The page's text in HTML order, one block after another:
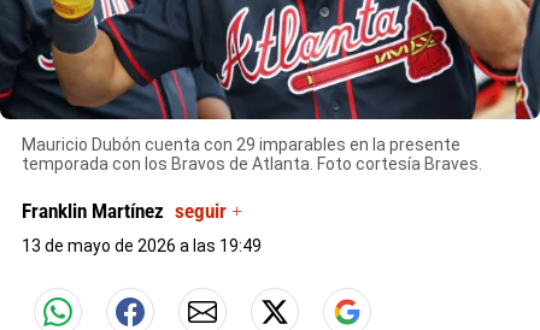
Mauricio Dubón cuenta con 29 imparables en la presente
temporada con los Bravos de Atlanta. Foto cortesía Braves.
Franklin Martínez seguir +
13 de mayo de 2026 a las 19:49